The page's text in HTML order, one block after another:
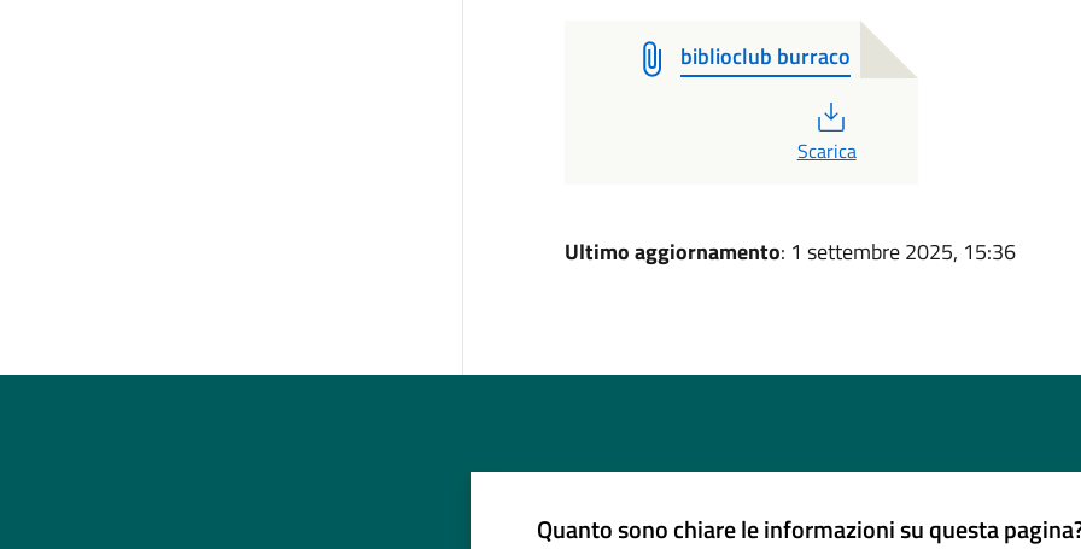
biblioclub burraco
Scarica
Ultimo aggiornamento: 1 settembre 2025, 15:36
Quanto sono chiare le informazioni su questa